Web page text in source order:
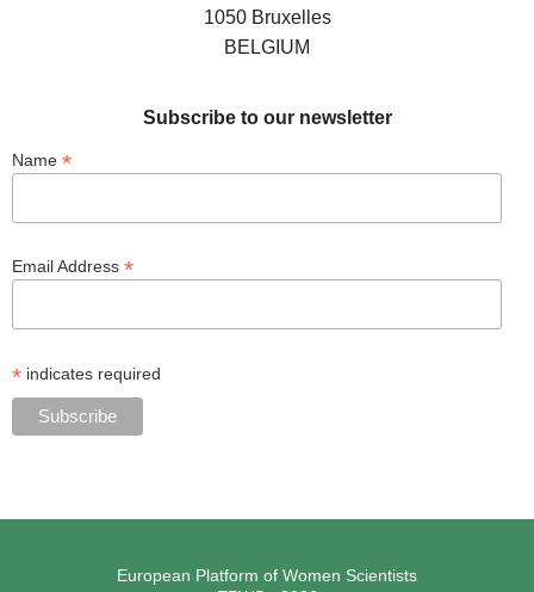
1050 Bruxelles
BELGIUM
Subscribe to our newsletter
Name *
Email Address *
* indicates required
European Platform of Women Scientists